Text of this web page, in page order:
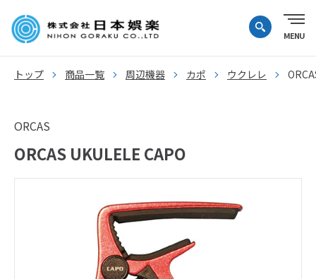
トップ 商品一覧 周辺機器 カポ ウクレレ
ORCAS
ORCAS UKULELE CAPO